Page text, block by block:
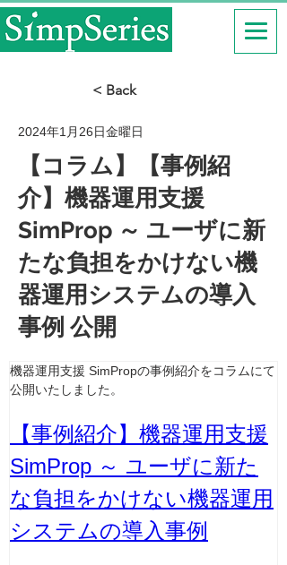
< Back
2024年1月26日金曜日
【コラム】【事例紹
介】機器運用支援
SimProp ～ ユーザに新
たな負担をかけない機
器運用システムの導入
事例 公開
機器運用支援 SimPropの事例紹介をコラムにて
公開いたしました。
【事例紹介】機器運用支援
SimProp ～ ユーザに新た
な負担をかけない機器運用
システムの導入事例